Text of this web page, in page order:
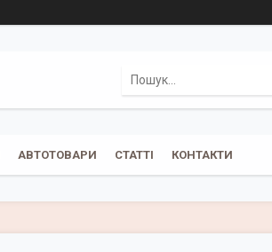
АВТОТОВАРИ СТАТТІ КОНТАКТИ